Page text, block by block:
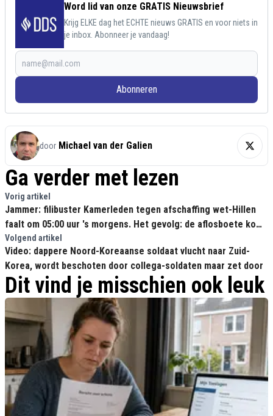
Word lid van onze GRATIS Nieuwsbrief
Krijg ELKE dag het ECHTE nieuws GRATIS en voor niets in
je inbox. Abonneer je vandaag!
Abonneren
door Michael van der Galien
Ga verder met lezen
Vorig artikel
Jammer: filibuster Kamerleden tegen afschaffing wet-Hillen
faalt om 05:00 uur 's morgens. Het gevolg: de aflosboete komt
eraan
Volgend artikel
Video: dappere Noord-Koreaanse soldaat vlucht naar Zuid-
Korea, wordt beschoten door collega-soldaten maar zet door
Dit vind je misschien ook leuk